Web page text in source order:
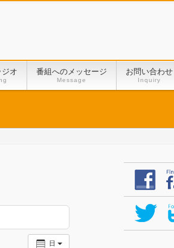
オ 番組へのメッセージ
Message
お問い合わせ
Inquiry
日